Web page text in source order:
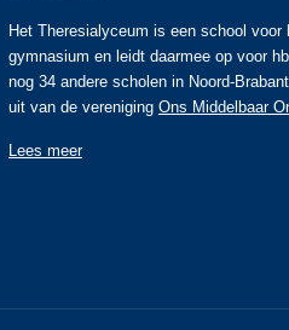
Het Theresialyceum is een school voor
gymnasium en leidt daarmee op voor
nog 34 andere scholen in Noord-
uit van de vereniging Ons Middelbaar
Lees meer